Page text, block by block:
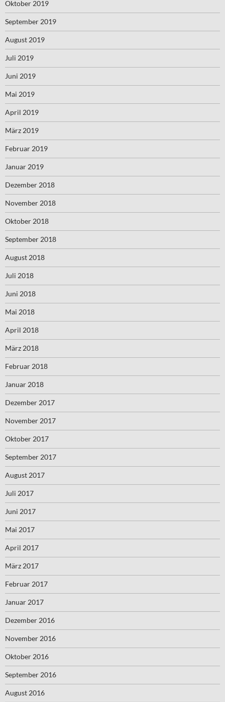
Oktober 2019
September 2019
August 2019
Juli 2019
Juni 2019
Mai 2019
April 2019
März 2019
Februar 2019
Januar 2019
Dezember 2018
November 2018
Oktober 2018
September 2018
August 2018
Juli 2018
Juni 2018
Mai 2018
April 2018
März 2018
Februar 2018
Januar 2018
Dezember 2017
November 2017
Oktober 2017
September 2017
August 2017
Juli 2017
Juni 2017
Mai 2017
April 2017
März 2017
Februar 2017
Januar 2017
Dezember 2016
November 2016
Oktober 2016
September 2016
August 2016